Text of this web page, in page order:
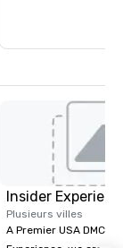
Insider
Plusieurs villes
A Premier USA DMC Partner